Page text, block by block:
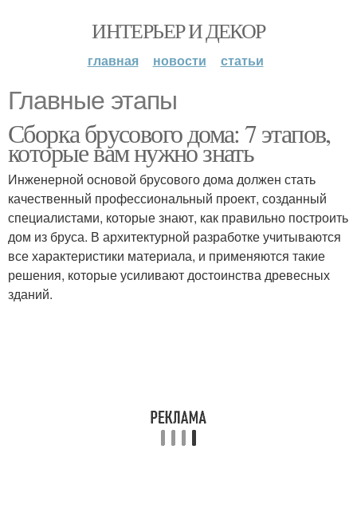
ИНТЕРЬЕР И ДЕКОР
главная новости статьи
Главные этапы
Сборка брусового дома: 7 этапов,
которые вам нужно знать
Инженерной основой брусового дома должен стать
качественный профессиональный проект, созданный
специалистами, которые знают, как правильно построить
дом из бруса. В архитектурной разработке учитываются
все характеристики материала, и применяются такие
решения, которые усиливают достоинства древесных
зданий.